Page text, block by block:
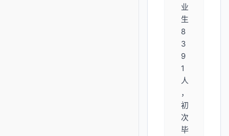
业
生
8
3
9
1
人
，
初
次
毕